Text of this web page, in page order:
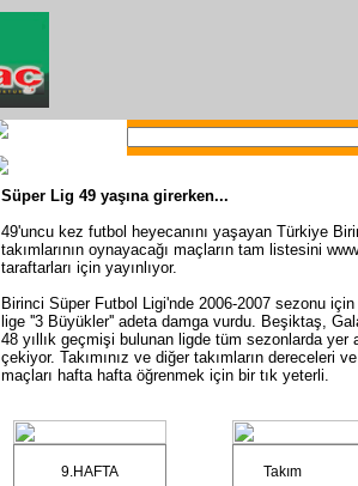
Süper Lig 49 yaşına girerken...
49'uncu kez futbol heyecanını yaşayan Türkiye
takımlarının oynayacağı maçların tam listesini
taraftarları için yayınlıyor.
Birinci Süper Futbol Ligi'nde 2006-2007 sezonu
lige ''3 Büyükler'' adeta damga vurdu. Beşiktaş,
48 yıllık geçmişi bulunan ligde tüm sezonlarda yer
çekiyor. Takımınız ve diğer takımların dereceleri
maçları hafta hafta öğrenmek için bir tık yeterli.
9.HAFTA
Takım